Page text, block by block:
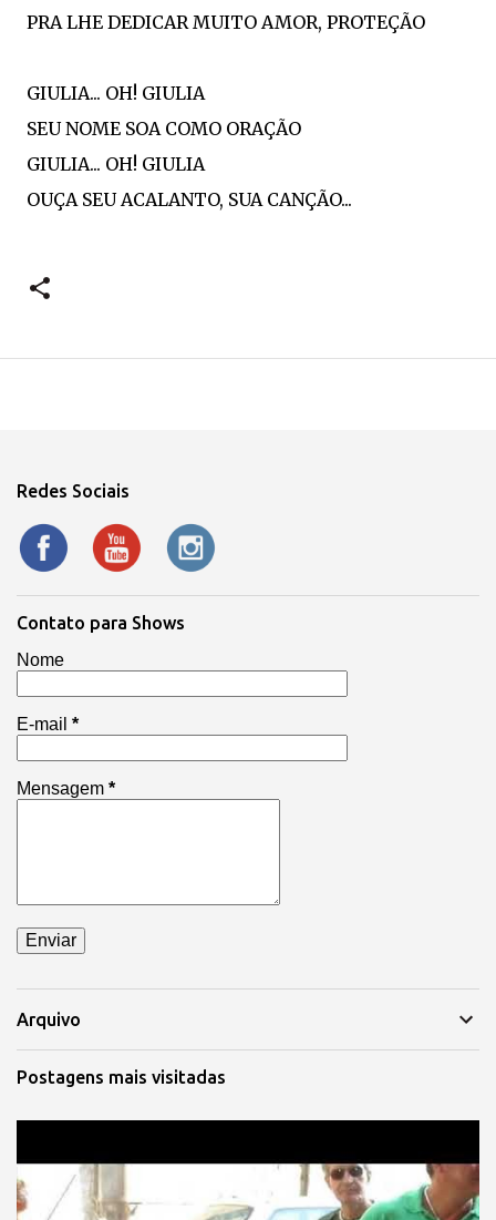
PRA LHE DEDICAR MUITO AMOR, PROTEÇÃO
GIULIA... OH! GIULIA
SEU NOME SOA COMO ORAÇÃO
GIULIA... OH! GIULIA
OUÇA SEU ACALANTO, SUA CANÇÃO...
Redes Sociais
Contato para Shows
Nome
E-mail *
Mensagem *
Arquivo
Postagens mais visitadas